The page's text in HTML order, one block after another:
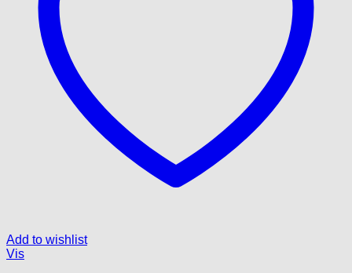
Add to wishlist
Vis